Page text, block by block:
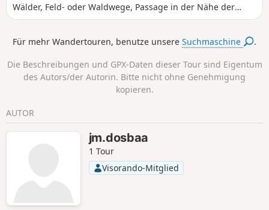
Wälder, Feld- oder Waldwege, Passage in der Nähe der
Quelle der Tiarde usw. Hier finden Sie alles, was Sie
entdecken.
Für mehr Wandertouren, benutze unsereSuchmaschine .
Die Beschreibungen und GPX-Daten dieser Tour sind Eigentum
des Autors/der Autorin. Bitte nicht ohne Genehmigung
kopieren.
AUTOR
jm.dosbaa
1 Tour
Visorando-Mitglied